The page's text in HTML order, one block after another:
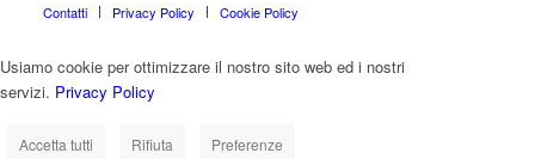
Contatti
Privacy Policy Cookie Policy
Usiamo cookie per ottimizzare il nostro sito web ed i nostri
servizi. Privacy Policy
Accetta tutti Rifiuta Preferenze